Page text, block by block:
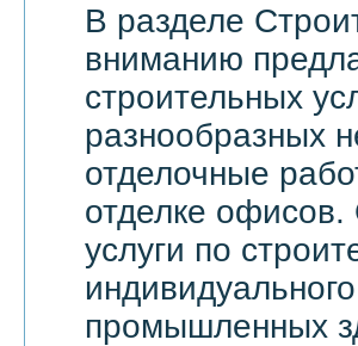
В разделе
вниманию
строительных
разнообразных
отделочные
отделке офисов.
услуги по
промышленных